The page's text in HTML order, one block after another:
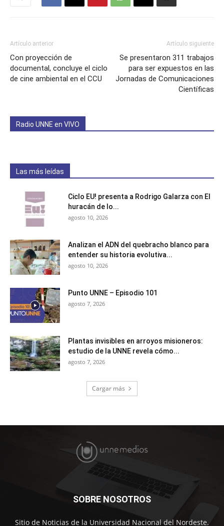
Artículo anterior
Con proyección de
documental, concluye el ciclo
de cine ambiental en el CCU
Artículo siguiente
Se presentaron 311 trabajos
para ser expuestos en las
Jornadas de Comunicaciones
Científicas
Radio UNNE en VIVO
Las más leídas
Ciclo EU! presenta a Rodrigo Galarza con El
huracán de lo...
agosto 10, 2026
Analizan el ADN del quebracho blanco para
entender su historia evolutiva...
agosto 10, 2026
Punto UNNE – Episodio 101
agosto 7, 2026
Plantas invisibles en arroyos misioneros:
estudio de la UNNE revela cómo...
agosto 7, 2026
Cargar más
SOBRE NOSOTROS
Sitio de Noticias de la Universidad Nacional del Nordeste.